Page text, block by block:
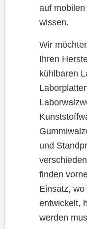
auf
wissen.
Wir
Ihren
kühlbaren
und
finden
Einsatz,
entwickelt,
werden